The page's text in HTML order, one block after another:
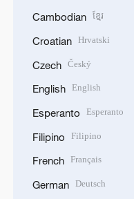
Cambodian ខ្មែរ
Croatian Hrvatski
Czech Český
English English
Esperanto Esperanto
Filipino Filipino
French Français
German Deutsch